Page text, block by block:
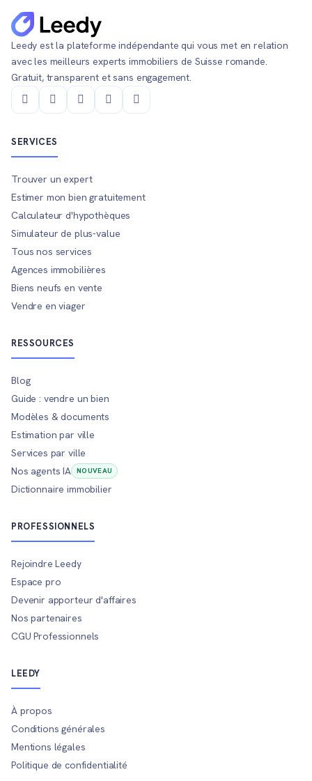
Leedy est la plateforme indépendante qui vous met en relation
avec les meilleurs experts immobiliers de Suisse romande.
Gratuit, transparent et sans engagement.
SERVICES
Trouver un expert
Estimer mon bien gratuitement
Calculateur d'hypothèques
Simulateur de plus-value
Tous nos services
Agences immobilières
Biens neufs en vente
Vendre en viager
RESSOURCES
Blog
Guide : vendre un bien
Modèles & documents
Estimation par ville
Services par ville
Nos agents IA
NOUVEAU
Dictionnaire immobilier
PROFESSIONNELS
Rejoindre Leedy
Espace pro
Devenir apporteur d'affaires
Nos partenaires
CGU Professionnels
LEEDY
À propos
Conditions générales
Mentions légales
Politique de confidentialité